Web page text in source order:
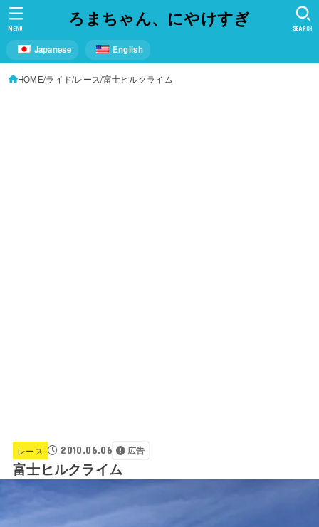
ろまちゃん、にやけすぎ
Japanese English
SEARCH
MENU
HOME ライド レース 富士ヒルクライム
レース 2010.06.06 広告
富士ヒルクライム